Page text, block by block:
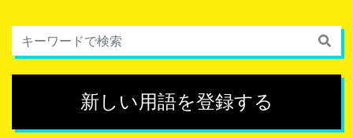
新しい用語を登録する